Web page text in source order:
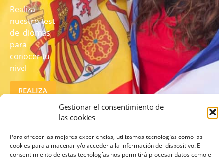
Gestionar el consentimiento de
las cookies
Para ofrecer las mejores experiencias, utilizamos tecnologías como las
cookies para almacenar y/o acceder a la información del dispositivo. El
consentimiento de estas tecnologías nos permitirá procesar datos como el
Realiza
nuestro test
de idiomas
para
conocer tu
nivel
REALIZA